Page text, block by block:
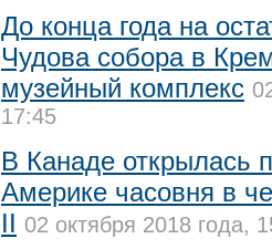
До конца года на
Чудова собора в
музейный комплекс
17:45
В Канаде открылась
Америке часовня в
II 02 октября 2018 года,